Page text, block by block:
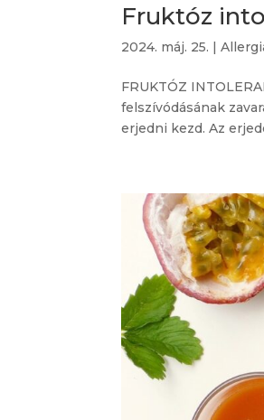
Fruktóz
2024. máj. 25. |
FRUKTÓZ
felszívódásának
erjedni kezd. Az